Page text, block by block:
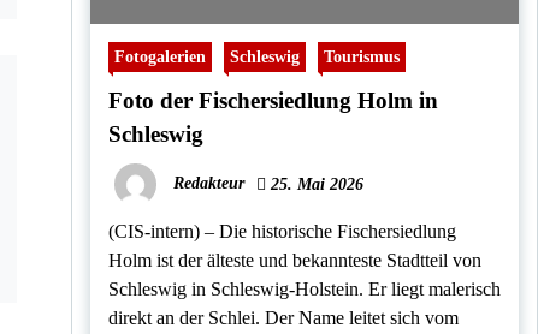
Fotogalerien Schleswig Tourismus
Foto der Fischersiedlung Holm in
Schleswig
Redakteur 25. Mai 2026
(CIS-intern) – Die historische Fischersiedlung
Holm ist der älteste und bekannteste Stadtteil von
Schleswig in Schleswig-Holstein. Er liegt malerisch
direkt an der Schlei. Der Name leitet sich vom